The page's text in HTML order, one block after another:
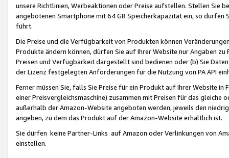
unsere Richtlinien, Werbeaktionen oder Preise aufstellen. Stellen Sie
angebotenen Smartphone mit 64 GB Speicherkapazität ein, so dürfen
führt.
Die Preise und die Verfügbarkeit von Produkten können
Produkte ändern können, dürfen Sie auf Ihrer Website nur Angaben
Preisen und Verfügbarkeit dargestellt sind bedienen oder (b) Sie
der Lizenz festgelegten Anforderungen für die Nutzung von PA API
Ferner müssen Sie, falls Sie Preise für ein Produkt auf Ihrer Website
einer Preisvergleichsmaschine) zusammen mit Preisen für das
außerhalb der Amazon-Website angeboten werden, jeweils den
angeben, zu dem das Produkt auf der Amazon-Website erhältlich ist.
Sie dürfen keine Partner-Links auf Amazon oder Verlinkungen von
einstellen.